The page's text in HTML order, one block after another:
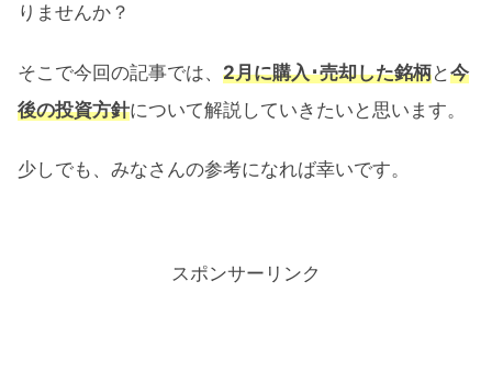
りませんか？
そこで今回の記事では、 2月に購入･売却した銘柄と今
後の投資方針について解説していきたいと思います。
少しでも、みなさんの参考になれば幸いです。
スポンサーリンク